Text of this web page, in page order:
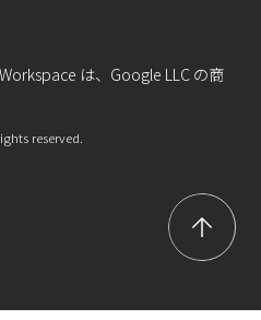
は、Google LLC の商
reserved.